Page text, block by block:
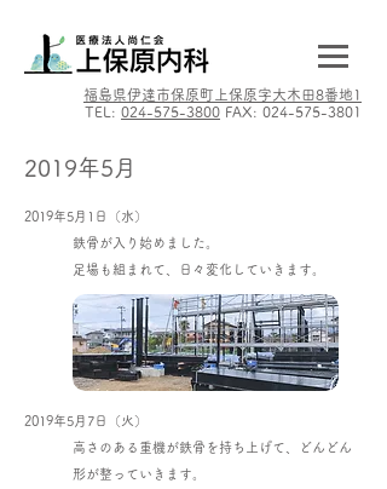
​福島県伊達市保原町上保原字大木田8番地1
TEL: 024-575-3800 FAX: 024-575-3801
2019年5月
2019年5月1日（水）
鉄骨が入り始めました。
足場も組まれて、日々変化していきます。​
2019年5月7日（火）
高さのある重機が鉄骨を持ち上げて、どんどん
形が整っていきます。​